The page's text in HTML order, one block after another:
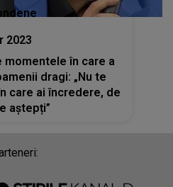
2023
momentele în care a
dragi: „Nu te
care ai încredere, de
aștepți”